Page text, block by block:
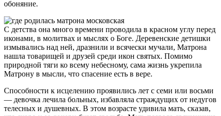
обоняние.
С детства она много времени проводила в красном углу перед
иконами, в молитвах и мыслях о Боге. Деревенские детишки
измывались над ней, дразнили и всячески мучали, Матрона
нашла товарищей и друзей среди икон святых. Помимо
природной тяги ко всему небесному, сама жизнь укрепила
Матрону в мысли, что спасение есть в вере.
Способности к исцелению проявились лет с семи или восьми
— девочка лечила больных, избавляла страждущих от недугов
телесных и душевных. В этом возрасте удивила мать, сказав,